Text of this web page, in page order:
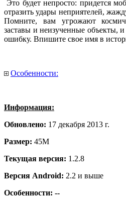
Это будет непросто: придется
отразить удары неприятелей,
Помните, вам угрожают
заставы и неизученные объекты,
ошибку. Впишите свое имя в
Особенности:
Информация:
Обновлено: 17 декабря 2013 г.
Размер: 45M
Текущая версия: 1.2.8
Версия Android: 2.2 и выше
Особенности: --